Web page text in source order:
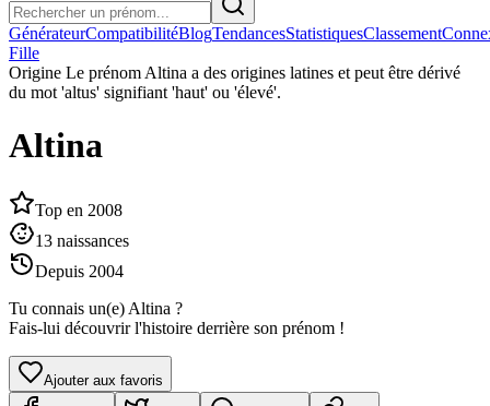
GénérateurCompatibilitéBlogTendancesStatistiquesClassement
Fille
Origine Le prénom Altina a des origines latines et peut être dérivé
du mot 'altus' signifiant 'haut' ou 'élevé'.
Altina
Top en 2008
13 naissances
Depuis 2004
Tu connais un(e) Altina ?
Fais-lui découvrir l'histoire derrière son prénom !
Ajouter aux favoris